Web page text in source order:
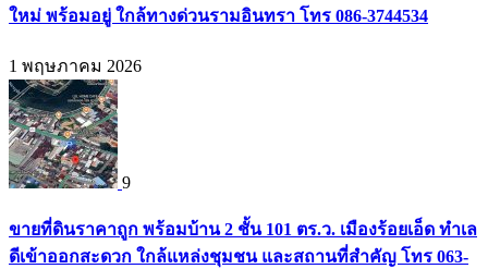
ใหม่ พร้อมอยู่ ใกล้ทางด่วนรามอินทรา โทร 086-3744534
1 พฤษภาคม 2026
9
ขายที่ดินราคาถูก พร้อมบ้าน 2 ชั้น 101 ตร.ว. เมืองร้อยเอ็ด ทำเล
ดีเข้าออกสะดวก ใกล้แหล่งชุมชน และสถานที่สำคัญ โทร 063-